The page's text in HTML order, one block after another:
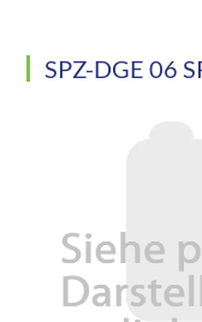
SPZ-DGE 06